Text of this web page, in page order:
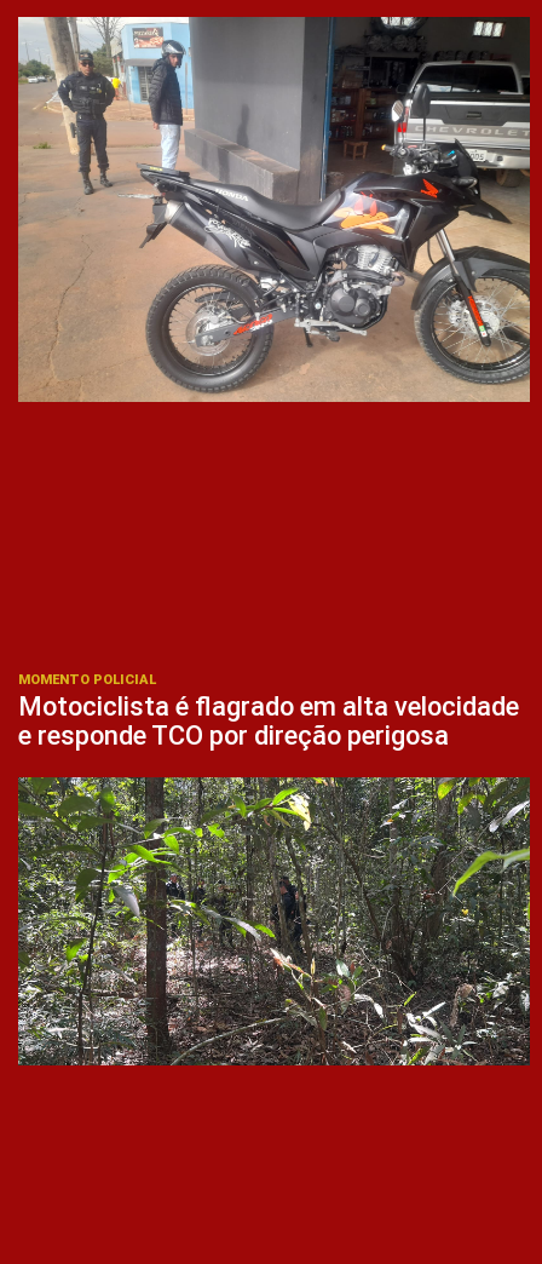
MOMENTO POLICIAL
Motociclista é flagrado em alta velocidade
e responde TCO por direção perigosa